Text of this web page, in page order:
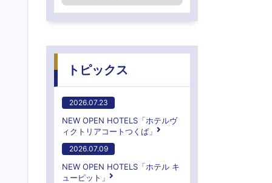
トピックス
2026.07.23
NEW OPEN HOTELS「ホテルヴ
ィクトリアコートつくば」
2026.07.09
NEW OPEN HOTELS「ホテル キ
ューピット」